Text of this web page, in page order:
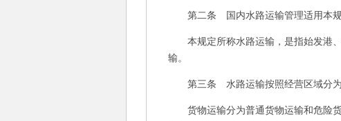
第二条 国内水路运输管理适用本规
本规定所称水路运输，是指始发港、
输。
第三条 水路运输按照经营区域分为
货物运输分为普通货物运输和危险货